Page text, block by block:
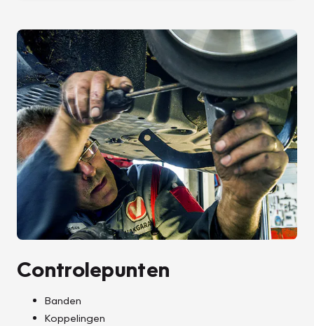
Controlepunten
Banden
Koppelingen